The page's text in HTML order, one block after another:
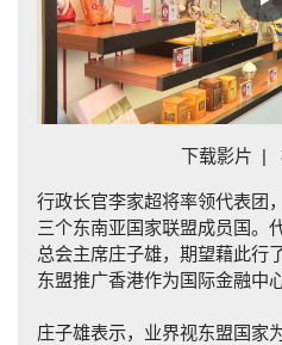
下载影片 |
行政长官李家超将率领代表团
三个东南亚国家联盟成员国。
总会主席庄子雄，期望藉此行
东盟推广香港作为国际金融中
庄子雄表示，业界视东盟国家